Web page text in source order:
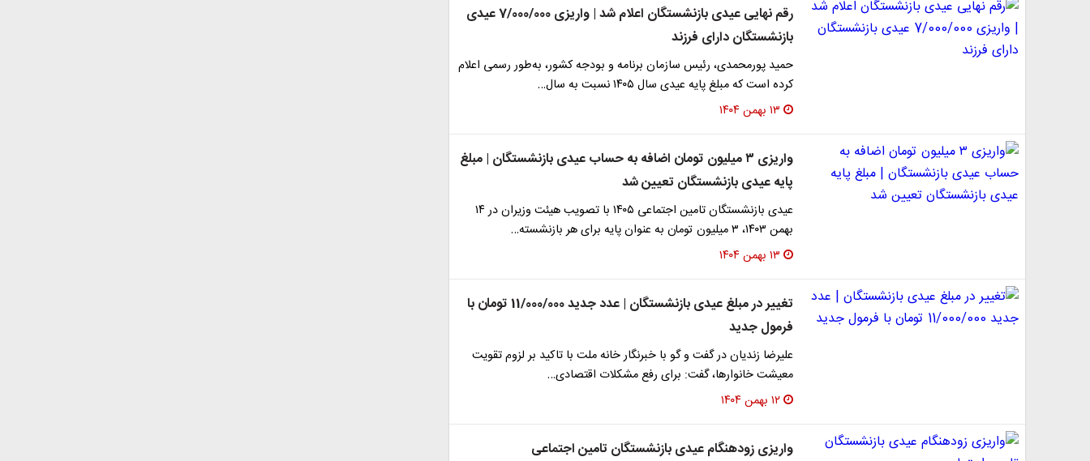
رقم نهایی عیدی بازنشستگان اعلام شد | واریزی 7/000/000 عیدی
بازنشستگان دارای فرزند
حمید پورمحمدی، رئیس سازمان برنامه و بودجه کشور، به‌طور رسمی اعلام
کرده است که مبلغ پایه عیدی سال ۱۴۰۵ نسبت به سال…
۱۳ بهمن ۱۴۰۴
واریزی ۳ میلیون تومان اضافه به حساب عیدی بازنشستگان | مبلغ
پایه عیدی بازنشستگان تعیین شد
عیدی بازنشستگان تامین اجتماعی ۱۴۰۵ با تصویب هیئت وزیران در ۱۴
بهمن ۱۴۰۳، ۳ میلیون تومان به عنوان پایه برای هر بازنشسته…
۱۳ بهمن ۱۴۰۴
تغییر در مبلغ عیدی بازنشستگان | عدد جدید 11/000/000 تومان با
فرمول جدید
علیرضا زندیان در گفت و گو با خبرنگار خانه ملت با تاکید بر لزوم تقویت
معیشت خانوارها، گفت: برای رفع مشکلات اقتصادی…
۱۲ بهمن ۱۴۰۴
واریزی زودهنگام عیدی بازنشستگان تامین اجتماعی